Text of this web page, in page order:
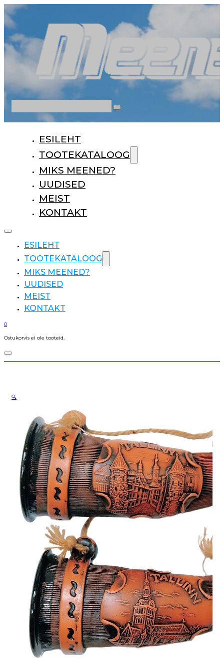
ESILEHT
TOOTEKATALOOG
MIKS MEENED?
UUDISED
MEIST
KONTAKT
ESILEHT
TOOTEKATALOOG
MIKS MEENED?
UUDISED
MEIST
KONTAKT
0
Ostukorvis ei ole tooteid.
🔍